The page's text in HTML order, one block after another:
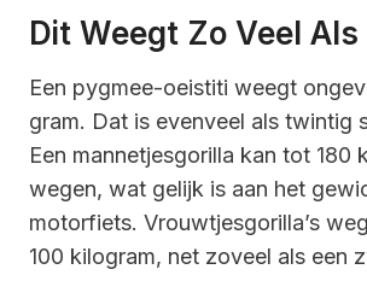
Dit Weegt Zo Veel Als
Een pygmee-oeistiti weegt
gram. Dat is evenveel als twintig
Een mannetjesgorilla kan tot 180
wegen, wat gelijk is aan het
motorfiets. Vrouwtjesgorilla’s
100 kilogram, net zoveel als een